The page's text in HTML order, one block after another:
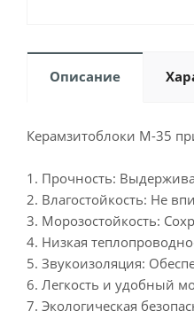
Описание
Керамзитоблоки М-35
1. Прочность:
2. Влагостойкость: Не
3. Морозостойкость:
4. Низкая
5. Звукоизоляция:
6. Легкость и удобный
7. Экологическая